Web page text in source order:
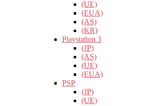
(UE)
(EUA)
(AS)
(KR)
Playstation 3
(JP)
(AS)
(UE)
(EUA)
PSP
(JP)
(UE)